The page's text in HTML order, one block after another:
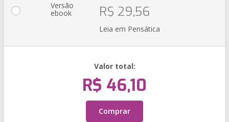
Versão
ebook R$ 29,56
Leia em Pensática
Valor total:
R$ 46,10
Comprar